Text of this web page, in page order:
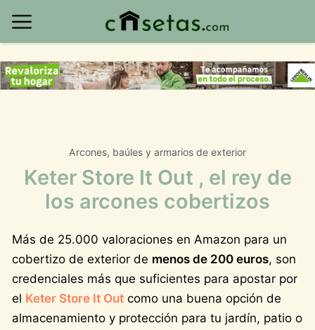
Arcones, baúles y armarios de exterior
Keter Store It Out , el rey de
los arcones cobertizos
Más de 25.000 valoraciones en Amazon para un
cobertizo de exterior de menos de 200 euros, son
credenciales más que suficientes para apostar por
el Keter Store It Out como una buena opción de
almacenamiento y protección para tu jardín, patio o